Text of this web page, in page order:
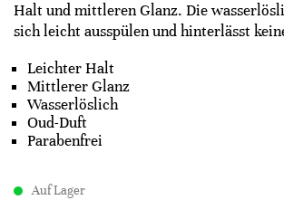
Halt und mittleren Glanz. Die
sich leicht ausspülen und hinterlässt
Leichter Halt
Mittlerer Glanz​
Wasserlöslich
Oud-Duft​
Parabenfrei​
Auf Lager